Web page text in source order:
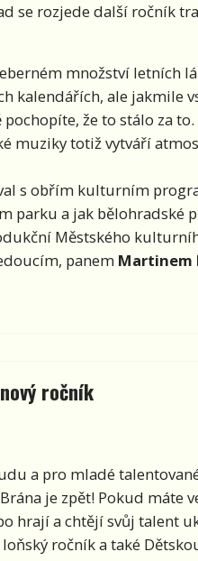
se rozjede další ročník
množství letních
kalendářích, ale jakmile
že to stálo za
muziky totiž vytváří
s obřím kulturním
parku a jak bělohradské
Městského
panem Martinem
ročník
a pro mladé
je zpět! Pokud máte
hrají a chtějí svůj talent
ročník a také